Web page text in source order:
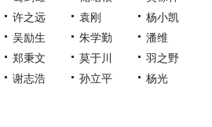
许之远
袁刚
杨小凯
吴励生
朱学勤
潘维
郑秉文
莫于川
羽之野
谢志浩
孙立平 杨光